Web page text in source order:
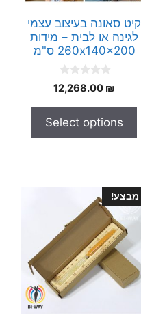
קיט סאונה בעיצוב עצמי
לגינה או לבית – מידות
260x140x200 ס"מ
0
o
o
5
12,268.00 ₪
Select options
מבצע!